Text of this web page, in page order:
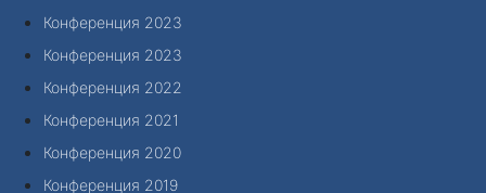
Конференция 2023
Конференция 2023
Конференция 2022
Конференция 2021
Конференция 2020
Конференция 2019